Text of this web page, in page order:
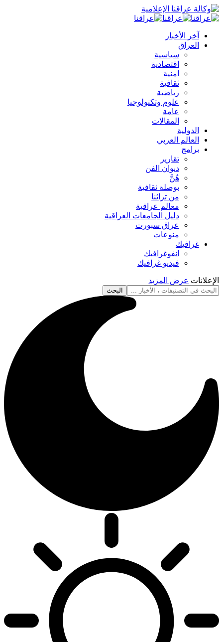
آخر الأخبار
العراق
سياسية
اقتصادية
امنية
ثقافية
رياضية
علوم وتكنولوجيا
عامة
المقالات
الدولية
العالم العربي
برامج
تقارير
ديوان الفن
هُنَّ
بوصلة ثقافية
من تراثنا
معالم عراقية
دليل الجامعات العراقية
عراق سبورت
منوعات
غرافيك
انفوغرافيك
فيديو غرافيك
الإعلانات عرض المزيد